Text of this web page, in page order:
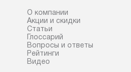
О компании
Акции и скидки
Статьи
Глоссарий
Вопросы и ответы
Рейтинги
Видео